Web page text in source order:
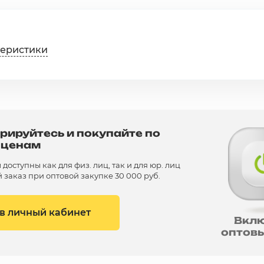
и покупайте по
как для физ. лиц, так и для юр. лиц
при оптовой закупке 30 000 руб.
личный кабинет